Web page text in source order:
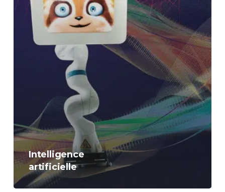
Intelligence
artificielle